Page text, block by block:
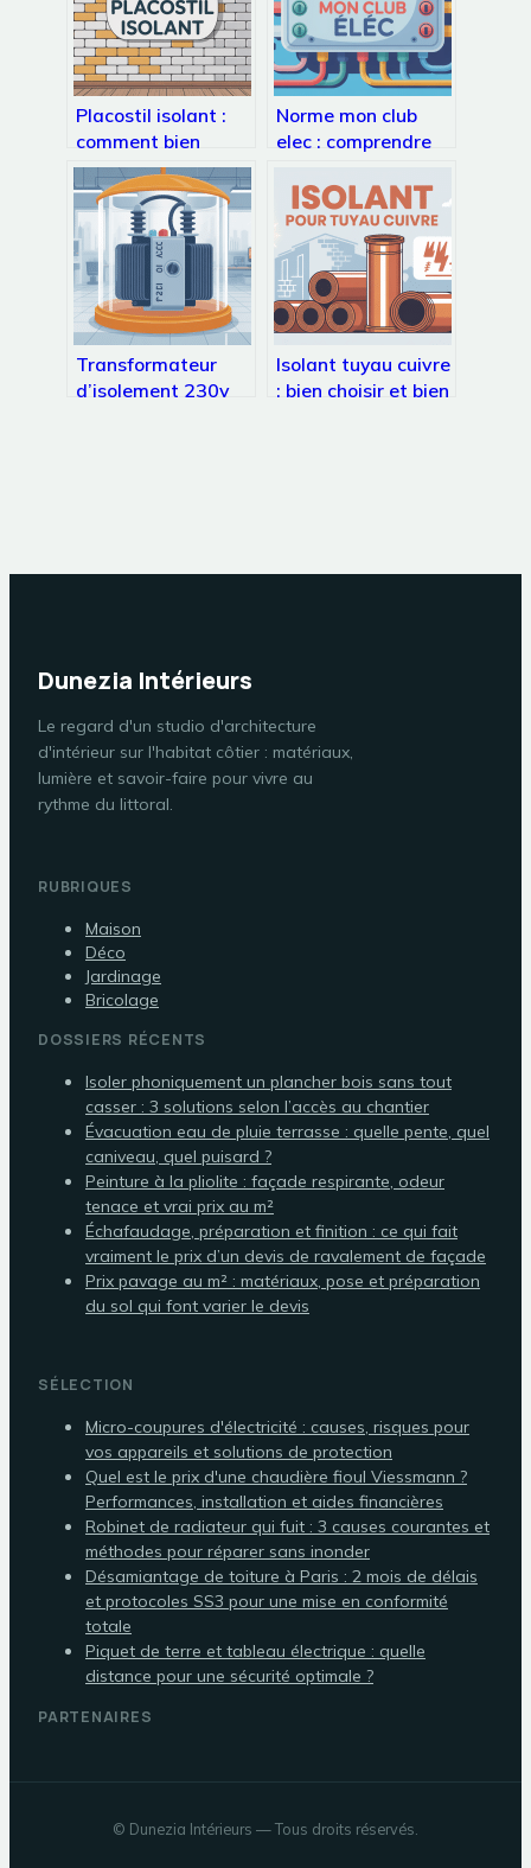
Placostil isolant :
comment bien
choisir et poser
votre cloison
Norme mon club
elec : comprendre
simplement la
norme c15-100
Transformateur
d’isolement 230v
Isolant tuyau cuivre
: bien choisir et bien
Dunezia Intérieurs
Le regard d'un studio d'architecture
d'intérieur sur l'habitat côtier : matériaux,
lumière et savoir-faire pour vivre au
rythme du littoral.
RUBRIQUES
Maison
Déco
Jardinage
Bricolage
DOSSIERS RÉCENTS
Isoler phoniquement un plancher bois sans tout
casser : 3 solutions selon l’accès au chantier
Évacuation eau de pluie terrasse : quelle pente, quel
caniveau, quel puisard ?
Peinture à la pliolite : façade respirante, odeur
tenace et vrai prix au m²
Échafaudage, préparation et finition : ce qui fait
vraiment le prix d’un devis de ravalement de façade
Prix pavage au m² : matériaux, pose et préparation
du sol qui font varier le devis
SÉLECTION
Micro-coupures d'électricité : causes, risques pour
vos appareils et solutions de protection
Quel est le prix d'une chaudière fioul Viessmann ?
Performances, installation et aides financières
Robinet de radiateur qui fuit : 3 causes courantes et
méthodes pour réparer sans inonder
Désamiantage de toiture à Paris : 2 mois de délais
et protocoles SS3 pour une mise en conformité
totale
Piquet de terre et tableau électrique : quelle
distance pour une sécurité optimale ?
PARTENAIRES
© Dunezia Intérieurs — Tous droits réservés.